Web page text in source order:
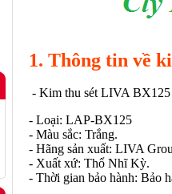
1. Thông tin về
- Kim thu sét LIVA
- Loại: LAP-BX125
- Màu sắc: Trắng.
- Hãng sản xuất: LIVA
- Xuất xứ: Thổ Nhĩ Kỳ.
- Thời gian bảo hành: Bảo